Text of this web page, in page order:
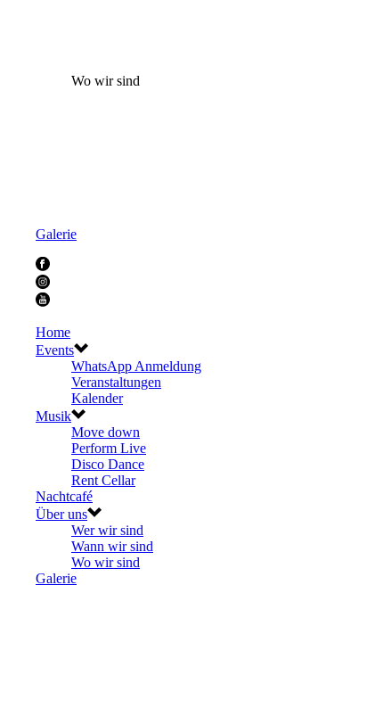
Wo wir sind
Galerie
Home
Events
WhatsApp Anmeldung
Veranstaltungen
Kalender
Musik
Move down
Perform Live
Disco Dance
Rent Cellar
Nachtcafé
Über uns
Wer wir sind
Wann wir sind
Wo wir sind
Galerie